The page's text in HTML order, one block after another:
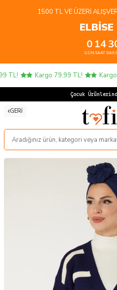
1500 TL VE ÜZERI
0
GÜN
14
SAAT
TL! Kargo 79,99 TL! Kargo
Çocuk
GERI